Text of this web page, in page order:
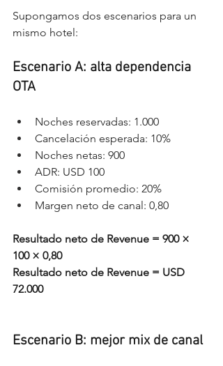
Supongamos dos escenarios para un
mismo hotel:
Escenario A: alta dependencia
OTA
Noches reservadas: 1.000
Cancelación esperada: 10%
Noches netas: 900
ADR: USD 100
Comisión promedio: 20%
Margen neto de canal: 0,80
Resultado neto de Revenue = 900 ×
100 × 0,80
Resultado neto de Revenue = USD
72.000
Escenario B: mejor mix de canal